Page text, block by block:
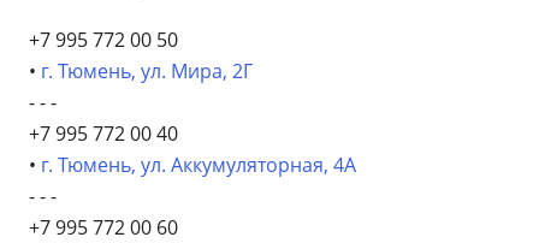
+7 995 772 00 50
• г. Тюмень, ул. Мира, 2Г
- - -
+7 995 772 00 40
• г. Тюмень, ул. Аккумуляторная, 4А
- - -
+7 995 772 00 60